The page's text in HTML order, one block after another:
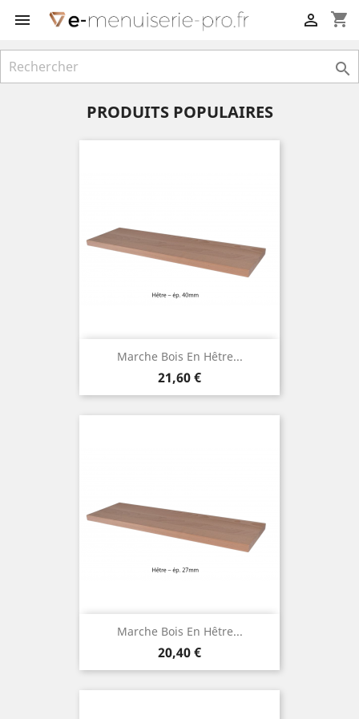
 shopping_cart


PRODUITS POPULAIRES
Marche Bois En Hêtre...
Prix
21,60 €
Marche Bois En Hêtre...
Prix
20,40 €